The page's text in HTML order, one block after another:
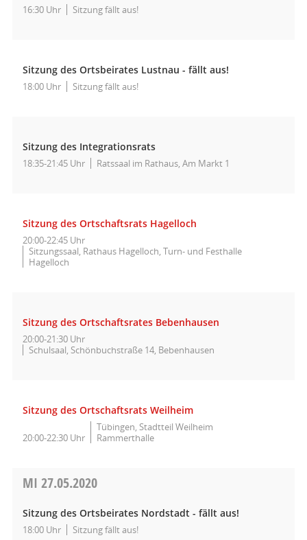
16:30 Uhr Sitzung fällt aus!
Sitzung des Ortsbeirates Lustnau - fällt aus!
18:00 Uhr Sitzung fällt aus!
Sitzung des Integrationsrats
18:35-21:45 Uhr Ratssaal im Rathaus, Am Markt 1
Sitzung des Ortschaftsrats Hagelloch
20:00-22:45 Uhr
Sitzungssaal, Rathaus Hagelloch, Turn- und Festhalle
Hagelloch
Sitzung des Ortschaftsrates Bebenhausen
20:00-21:30 Uhr
Schulsaal, Schönbuchstraße 14, Bebenhausen
Sitzung des Ortschaftsrats Weilheim
20:00-22:30 Uhr
Tübingen, Stadtteil Weilheim
Rammerthalle
MI 27.05.2020
Sitzung des Ortsbeirates Nordstadt - fällt aus!
18:00 Uhr Sitzung fällt aus!